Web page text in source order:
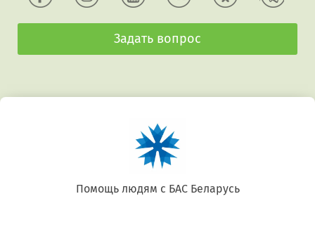
Задать вопрос
Беларусь. Gluten free